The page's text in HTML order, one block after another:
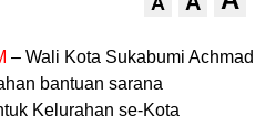
– Wali Kota Sukabumi Achmad
bantuan sarana
Kelurahan se-Kota